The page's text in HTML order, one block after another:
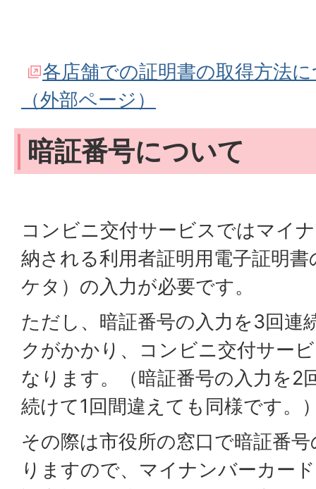
各店舗での証明書の取得方法
（外部ページ）
暗証番号について
コンビニ交付サービスではマイ
納される利用者証明用電子証明
ケタ）の入力が必要です。
ただし、暗証番号の入力を3回連
クがかかり、コンビニ交付サー
なります。（暗証番号の入力を2
続けて1回間違えても同様です。
その際は市役所の窓口で暗証番
りますので、マイナンバーカー